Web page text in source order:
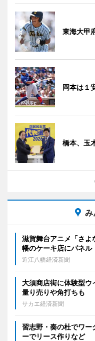
東海大甲
岡本は１
橋本、玉
み
滋賀舞台アニメ「さ
幡のケーキ店にパネル
近江八幡経済新聞
大須商店街に体験型
量り売りや角打ちも
サカエ経済新聞
習志野・奏の杜でワ
ーでリース作りなど